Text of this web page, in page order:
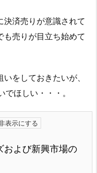
決済売りが意識されて
も売りが目立ち始めて
をしておきたいが、
ほしい・・・。
および新興市場の